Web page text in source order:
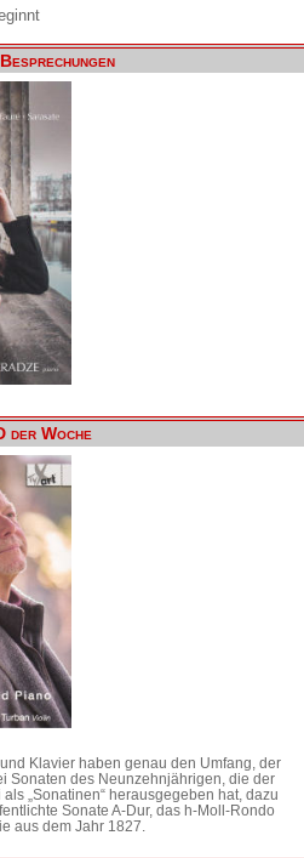
der Woche
Klavier haben genau den Umfang, der
Sonaten des Neunzehnjährigen, die der
„Sonatinen“ herausgegeben hat, dazu
Sonate A-Dur, das h-Moll-Rondo
aus dem Jahr 1827.